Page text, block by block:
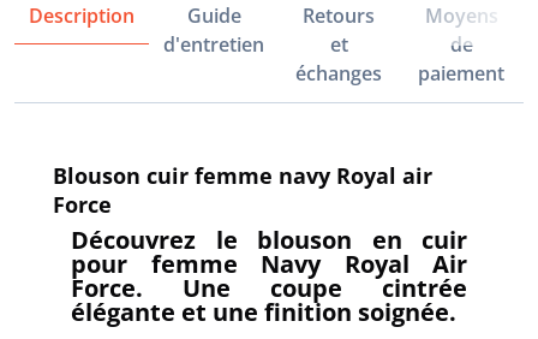
Description
Guide
d'entretien
Retours
et
échanges
Moyens
de
paiement
Blouson cuir femme navy Royal air
Force
Découvrez le blouson en cuir
pour femme Navy Royal Air
Force. Une coupe cintrée
élégante et une finition soignée.